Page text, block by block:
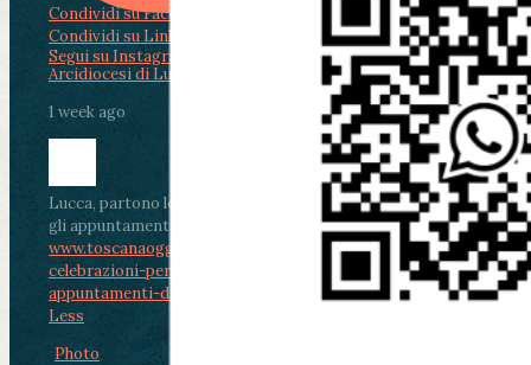
Condividi su Facebook
Condividi su LinkedIn
Condividi via email
Arcidiocesi di Lucca
1 week ago
Lucca, partono le celebrazioni per don Aldo Mei:
gli appuntamenti dal 2 al 4 agosto
www.toscanaoggi.it/lucca-partono-le-
celebrazioni-per-don-aldo-mei-gli-
appuntamenti-dal-2-al-4-ago...
See MoreSee
Less
Photo
Segui su Instagram